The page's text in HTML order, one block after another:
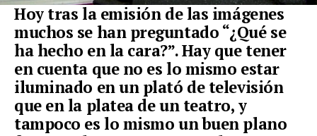
Hoy tras la emisión de las imágenes
muchos se han preguntado “¿Qué se
ha hecho en la cara?”. Hay que tener
en cuenta que no es lo mismo estar
iluminado en un plató de televisión
que en la platea de un teatro, y
tampoco es lo mismo un buen plano